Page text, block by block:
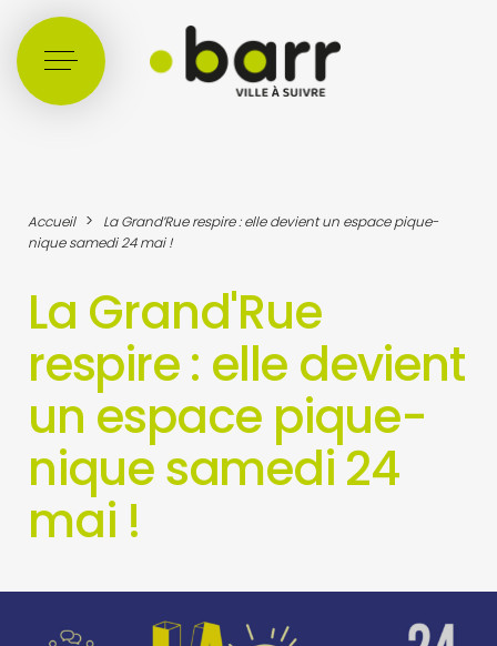
Accueil >
La Grand’Rue respire : elle devient un espace pique-
nique samedi 24 mai !
La Grand'Rue
respire : elle devient
un espace pique-
nique samedi 24
mai !